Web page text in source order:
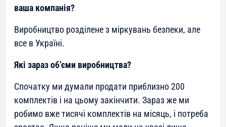
ваша компанія?
Виробництво розділене з міркувань безпеки, але
все в Україні.
Які зараз обʼєми виробництва?
Спочатку ми думали продати приблизно 200
комплектів і на цьому закінчити. Зараз же ми
робимо вже тисячі комплектів на місяць, і потреба